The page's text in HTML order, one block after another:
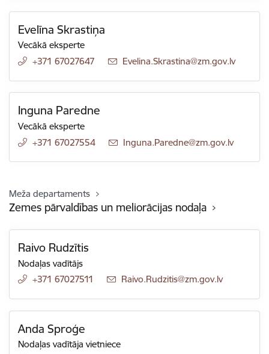
Evelīna Skrastiņa
Vecākā eksperte
+371 67027647
E-pasts:
Evelina.Skrastina@zm.gov.lv
Inguna Paredne
Vecākā eksperte
+371 67027554
E-pasts:
Inguna.Paredne@zm.gov.lv
Meža departaments
Zemes pārvaldības un meliorācijas nodaļa
Raivo Rudzītis
Nodaļas vadītājs
+371 67027511
E-pasts:
Raivo.Rudzitis@zm.gov.lv
Anda Sproģe
Nodaļas vadītāja vietniece